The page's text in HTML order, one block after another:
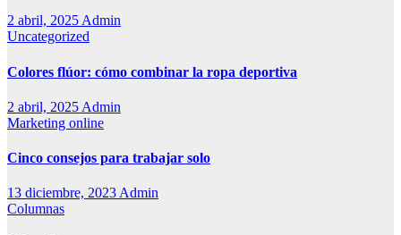
2 abril, 2025Admin
Uncategorized
Colores flúor: cómo combinar la ropa deportiva
2 abril, 2025 Admin
Marketing online
Cinco consejos para trabajar solo
13 diciembre, 2023Admin
Columnas